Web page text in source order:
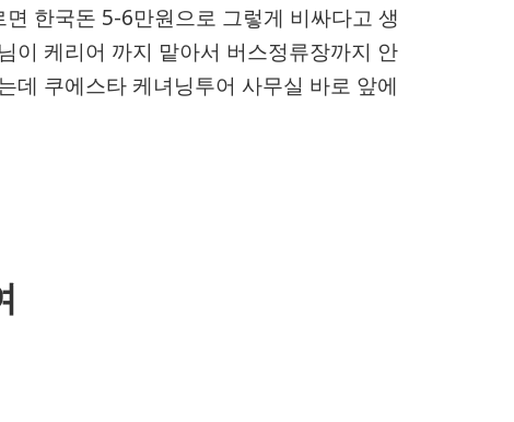
한국돈 5-6만원으로 그렇게 비싸다고 생
이 케리어 까지 맡아서 버스정류장까지 안
데 쿠에스타 케녀닝투어 사무실 바로 앞에